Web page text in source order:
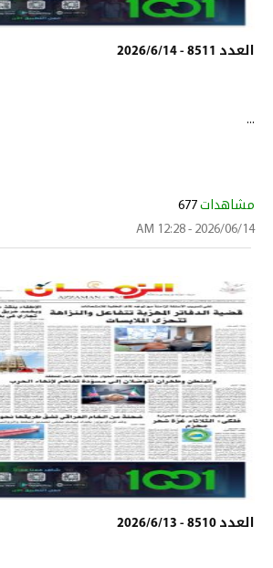
العدد 8511 - 2026/6/14
...
مشاهدات 677
2026/06/14 - 12:28 AM
العدد 8510 - 2026/6/13